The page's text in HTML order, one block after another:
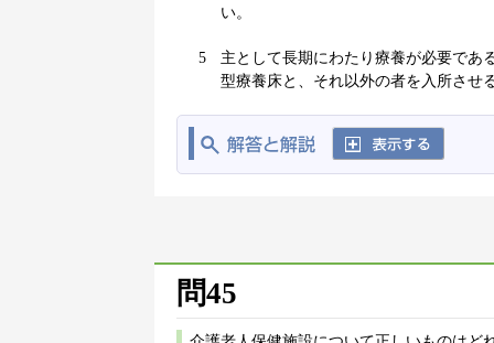
い。
5
主として長期にわたり療養が必要で
型療養床と、それ以外の者を入所させ
問45